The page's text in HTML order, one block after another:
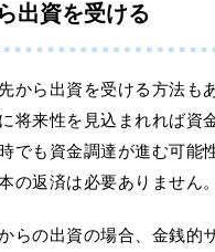
出資を受ける
から出資を受ける方法も
将来性を見込まれれば資
でも資金調達が進む可能
の返済は必要ありません。
らの出資の場合、金銭的